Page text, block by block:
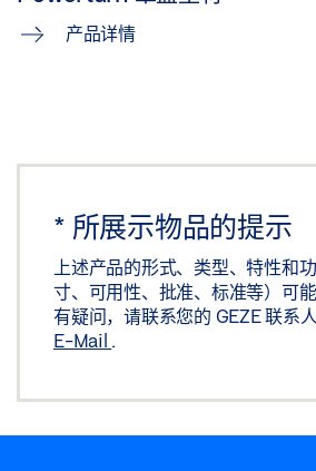
产品详情
* 所展示物品的提示
上述产品的形式、类型、特性和
寸、可用性、批准、标准等）可
有疑问，请联系您的 GEZE 联系
E-Mail .